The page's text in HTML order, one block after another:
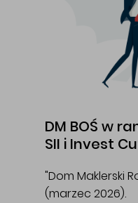
DM BOŚ w
SII i Invest
"Dom Maklerski
(marzec 2026).